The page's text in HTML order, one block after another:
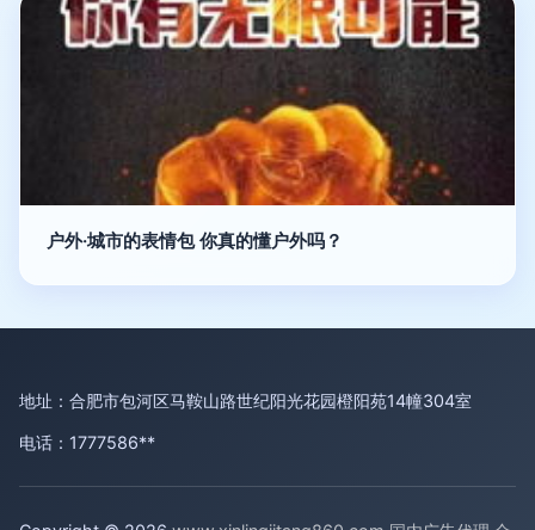
户外·城市的表情包 你真的懂户外吗？
地址：合肥市包河区马鞍山路世纪阳光花园橙阳苑14幢304室
电话：1777586**